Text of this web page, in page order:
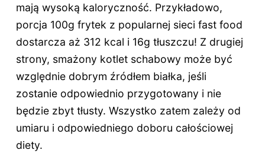
mają wysoką kaloryczność. Przykładowo,
porcja 100g frytek z popularnej sieci fast food
dostarcza aż 312 kcal i 16g tłuszczu! Z drugiej
strony, smażony kotlet schabowy może być
względnie dobrym źródłem białka, jeśli
zostanie odpowiednio przygotowany i nie
będzie zbyt tłusty. Wszystko zatem zależy od
umiaru i odpowiedniego doboru całościowej
diety.